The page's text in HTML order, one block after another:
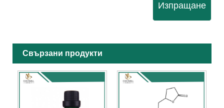
Изпращане
Свързани продукти